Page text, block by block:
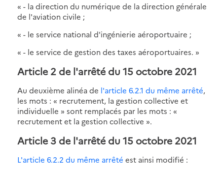
« - la direction du numérique de la direction générale
de l'aviation civile ;
« - le service national d'ingénierie aéroportuaire ;
« - le service de gestion des taxes aéroportuaires. »
Article 2 de l'arrêté du 15 octobre 2021
Au deuxième alinéa de l'article 6.2.1 du même arrêté,
les mots : « recrutement, la gestion collective et
individuelle » sont remplacés par les mots : «
recrutement et la gestion collective ».
Article 3 de l'arrêté du 15 octobre 2021
L'article 6.2.2 du même arrêté est ainsi modifié :